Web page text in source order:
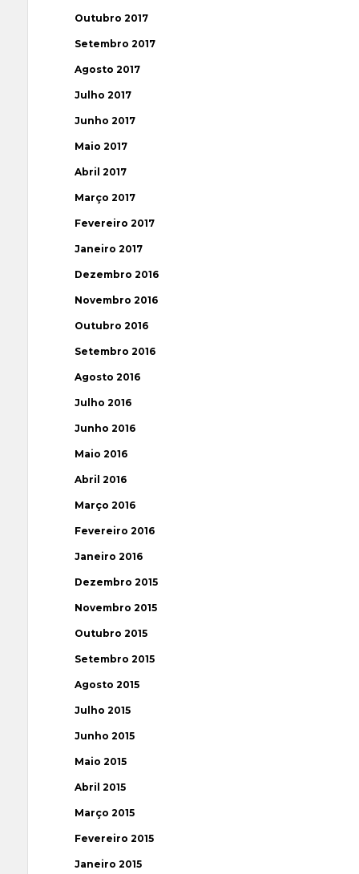
Outubro 2017
Setembro 2017
Agosto 2017
Julho 2017
Junho 2017
Maio 2017
Abril 2017
Março 2017
Fevereiro 2017
Janeiro 2017
Dezembro 2016
Novembro 2016
Outubro 2016
Setembro 2016
Agosto 2016
Julho 2016
Junho 2016
Maio 2016
Abril 2016
Março 2016
Fevereiro 2016
Janeiro 2016
Dezembro 2015
Novembro 2015
Outubro 2015
Setembro 2015
Agosto 2015
Julho 2015
Junho 2015
Maio 2015
Abril 2015
Março 2015
Fevereiro 2015
Janeiro 2015